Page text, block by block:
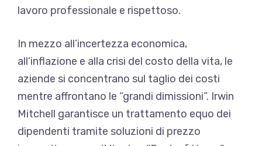
lavoro professionale e rispettoso.
In mezzo all’incertezza economica,
all’inflazione e alla crisi del costo della vita, le
aziende si concentrano sul taglio dei costi
mentre affrontano le “grandi dimissioni”. Irwin
Mitchell garantisce un trattamento equo dei
dipendenti tramite soluzioni di prezzo